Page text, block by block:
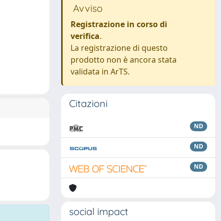
Avviso
Registrazione in corso di
verifica.
La registrazione di questo
prodotto non è ancora stata
validata in ArTS.
Citazioni
ND
ND
ND
social impact